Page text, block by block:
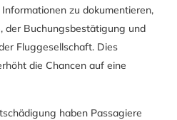
zu dokumentieren,
der Buchungsbestätigung und
Fluggesellschaft. Dies
die Chancen auf eine
haben Passagiere